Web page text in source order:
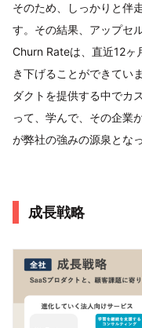
そのため、しっかりと伴
す。その結果、アップセ
Churn Rateは、直近12ヶ
き下げることができてい
ダクトを提供する中でカ
って、学んで、その企業
が弊社の強みの源泉とな
成長戦略